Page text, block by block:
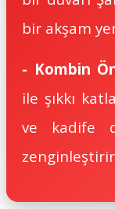
bir akşam
- Kombin
ile şıkkı
ve kadife